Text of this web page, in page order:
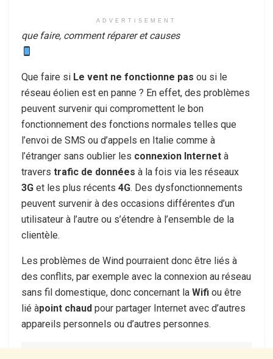
ADVERTISEMENT
que faire, comment réparer et causes
Que faire si Le vent ne fonctionne pas ou si le
réseau éolien est en panne ? En effet, des problèmes
peuvent survenir qui compromettent le bon
fonctionnement des fonctions normales telles que
l’envoi de SMS ou d’appels en Italie comme à
l’étranger sans oublier les connexion Internet à
travers trafic de données à la fois via les réseaux
3G et les plus récents 4G. Des dysfonctionnements
peuvent survenir à des occasions différentes d’un
utilisateur à l’autre ou s’étendre à l’ensemble de la
clientèle.
Les problèmes de Wind pourraient donc être liés à
des conflits, par exemple avec la connexion au réseau
sans fil domestique, donc concernant la Wifi ou être
lié àpoint chaud pour partager Internet avec d’autres
appareils personnels ou d’autres personnes.